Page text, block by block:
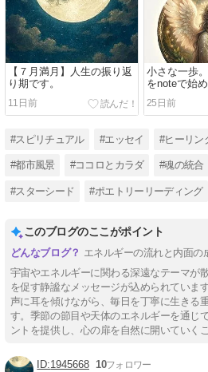
【７月満月】人生の振り返
り期です。
11日前
小さな一歩
をnoteで始め
25日前
#スピリチュアル #エッセイ #ヒーリン
#都市風景 #ココロとカラダ #魂の統合
#スターシード #ポエトリーリーディング
このブログのここがポイント
エネルギーの流れと内面の
宇宙やエネルギーに関わる深遠なテーマが
を促す静謐なメッセージが込められていま
声に耳を傾けながら、毎日を丁寧に生きる
す。季節の節目や天体のエネルギーを通じ
ントを提供し、心の扉を自然に開いていく
1945668 10